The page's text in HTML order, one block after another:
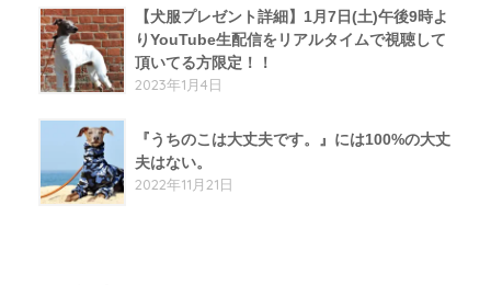
【犬服プレゼント詳細】1月7日(土)午後9時よ
りYouTube生配信をリアルタイムで視聴して
頂いてる方限定！！
2023年1月4日
『うちのこは大丈夫です。』には100%の大丈
夫はない。
2022年11月21日